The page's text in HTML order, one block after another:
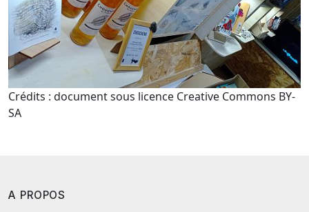
Crédits : document sous licence Creative Commons BY-
SA
A PROPOS